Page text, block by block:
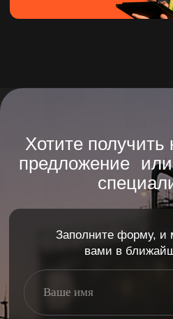
Навигация по страницам:
О компании
Нужна консультация
125367, г. Москва, вн. тер. г.
Коммунарка, п. Коммунарка, ул.